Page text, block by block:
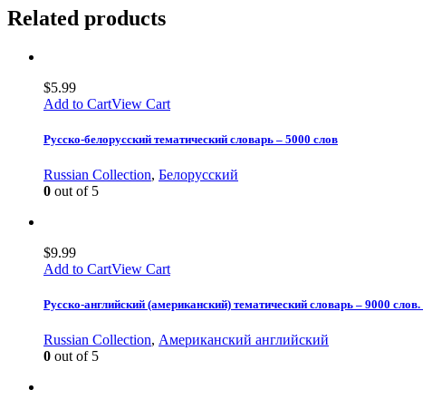
Related products
$5.99
Add to CartView Cart
Русско-белорусский тематический словарь – 5000 слов
Russian Collection, Белорусский
0 out of 5
$9.99
Add to CartView Cart
Русско-английский (американский) тематический словарь – 9000
Russian Collection, Американский английский
0 out of 5